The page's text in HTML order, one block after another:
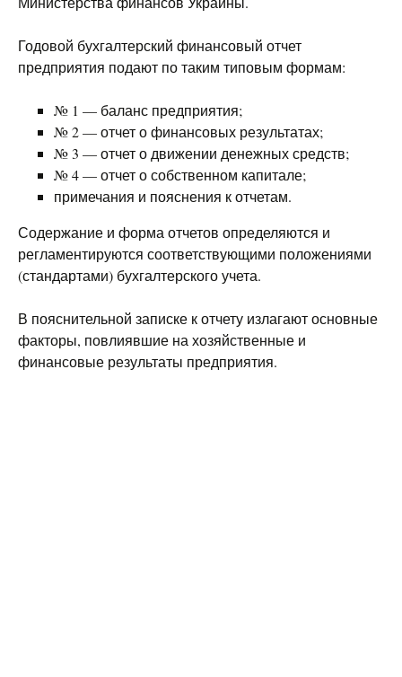
Годовой бухгалтерский финансовый отчет
предприятия подают по таким типовым формам:
№ 1 — баланс предприятия;
№ 2 — отчет о финансовых результатах;
№ 3 — отчет о движении денежных средств;
№ 4 — отчет о собственном капитале;
примечания и пояснения к отчетам.
Содержание и форма отчетов определяются и
регламентируются соответствующими положениями
(стандартами) бухгалтерского учета.
В пояснительной записке к отчету излагают основные
факторы, повлиявшие на хозяйственные и
финансовые результаты предприятия.